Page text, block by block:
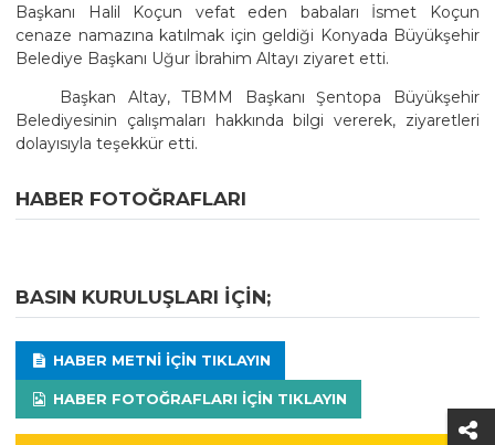
Başkanı Halil Koçun vefat eden babaları İsmet Koçun
cenaze namazına katılmak için geldiği Konyada Büyükşehir
Belediye Başkanı Uğur İbrahim Altayı ziyaret etti.
Başkan Altay, TBMM Başkanı Şentopa Büyükşehir
Belediyesinin çalışmaları hakkında bilgi vererek, ziyaretleri
dolayısıyla teşekkür etti.
HABER FOTOĞRAFLARI
BASIN KURULUŞLARI IÇIN;
HABER METNI IÇIN TIKLAYIN
HABER FOTOĞRAFLARI IÇIN TIKLAYIN